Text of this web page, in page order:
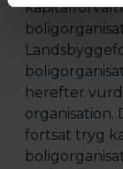
herefter
organisation.
fortsat tryg